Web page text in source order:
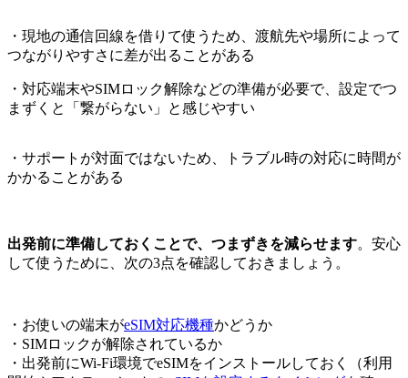
・現地の通信回線を借りて使うため、渡航先や場所によって
つながりやすさに差が出ることがある
・対応端末やSIMロック解除などの準備が必要で、設定でつ
まずくと「繋がらない」と感じやすい
・サポートが対面ではないため、トラブル時の対応に時間が
かかることがある
出発前に準備しておくことで、つまずきを減らせます。安心
して使うために、次の3点を確認しておきましょう。
・お使いの端末がeSIM対応機種かどうか
・SIMロックが解除されているか
・出発前にWi-Fi環境でeSIMをインストールしておく（利用